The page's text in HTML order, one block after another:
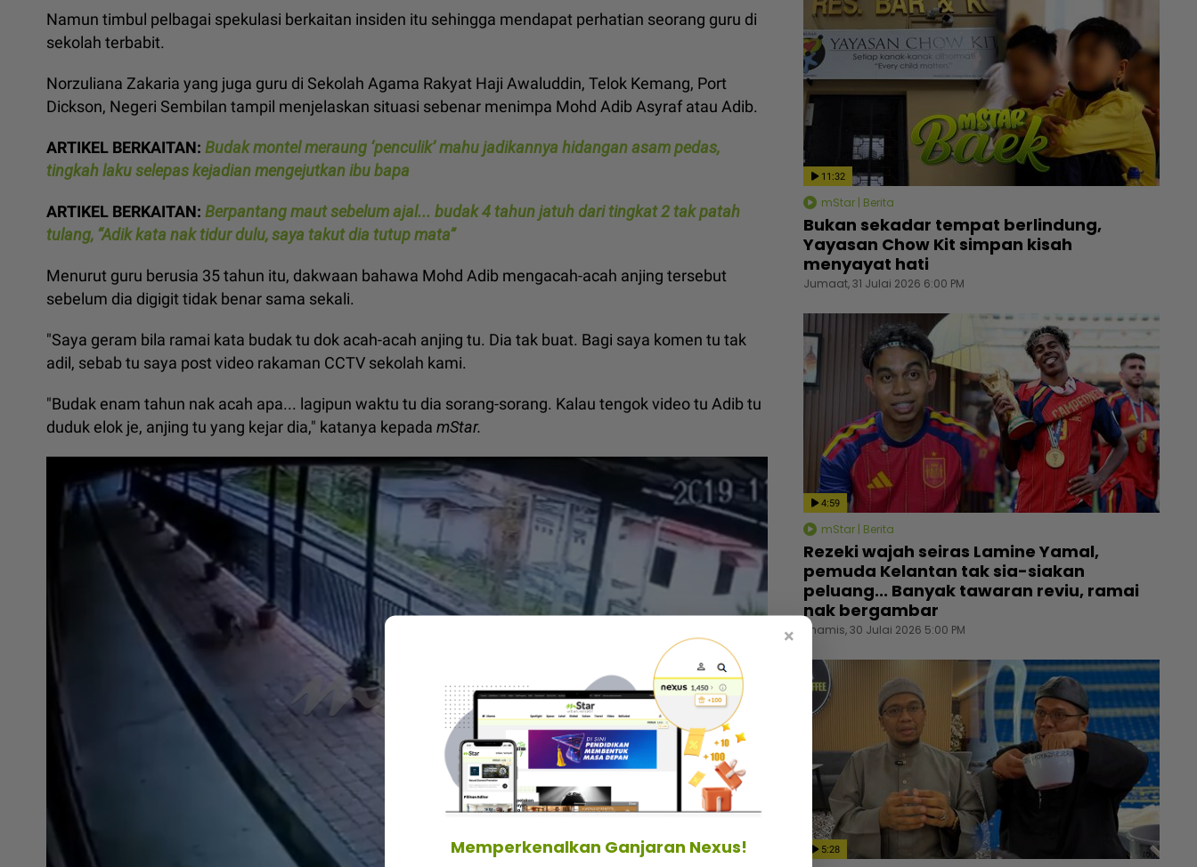
Namun timbul pelbagai spekulasi berkaitan insiden itu sehingga mendapat perhatian seorang guru di
sekolah terbabit.
Norzuliana Zakaria yang juga guru di Sekolah Agama Rakyat Haji Awaluddin, Telok Kemang, Port
Dickson, Negeri Sembilan tampil menjelaskan situasi sebenar menimpa Mohd Adib Asyraf atau Adib.
ARTIKEL BERKAITAN: Budak montel meraung ‘penculik’ mahu jadikannya hidangan asam pedas,
tingkah laku selepas kejadian mengejutkan ibu bapa
ARTIKEL BERKAITAN: Berpantang maut sebelum ajal... budak 4 tahun jatuh dari tingkat 2 tak patah
tulang, “Adik kata nak tidur dulu, saya takut dia tutup mata”
Menurut guru berusia 35 tahun itu, dakwaan bahawa Mohd Adib mengacah-acah anjing tersebut
sebelum dia digigit tidak benar sama sekali.
"Saya geram bila ramai kata budak tu dok acah-acah anjing tu. Dia tak buat. Bagi saya komen tu tak
adil, sebab tu saya post video rakaman CCTV sekolah kami.
"Budak enam tahun nak acah apa... lagipun waktu tu dia sorang-sorang. Kalau tengok video tu Adib tu
duduk elok je, anjing tu yang kejar dia," katanya kepada mStar.
11:32
mStar | Berita
Bukan sekadar tempat berlindung,
Yayasan Chow Kit simpan kisah
menyayat hati
Jumaat, 31 Julai 2026 6:00 PM
4:59
mStar | Berita
Rezeki wajah seiras Lamine Yamal,
pemuda Kelantan tak sia-siakan
peluang... Banyak tawaran reviu, ramai
nak bergambar
Khamis, 30 Julai 2026 5:00 PM
5:28
×
Memperkenalkan Ganjaran Nexus!